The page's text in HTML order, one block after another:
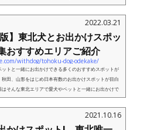
ナップもあ...
2022.03.21
版】東北犬とお出かけスポッ
おすすめエリアご紹介
withdog/tohoku-dog-odekake/
トと一緒にお出かけできる多くのおすすめスポットが
秋田、山形をはじめ日本有数のお出かけスポットが目白
そんな東北エリアで愛犬やペットと一緒にお出かけで
厳選して...
2021.10.16